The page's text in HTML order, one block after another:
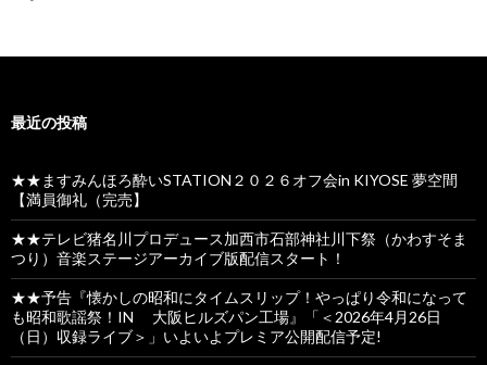
最近の投稿
★★ますみんほろ酔いSTATION２０２６オフ会in KIYOSE 夢空間
【満員御礼（完売】
★★テレビ猪名川プロデュース加西市石部神社川下祭（かわすそま
つり）音楽ステージアーカイブ版配信スタート！
★★予告『懐かしの昭和にタイムスリップ！やっぱり令和になって
も昭和歌謡祭！IN 大阪ヒルズパン工場』「＜2026年4月26日
（日）収録ライブ＞」いよいよプレミア公開配信予定!